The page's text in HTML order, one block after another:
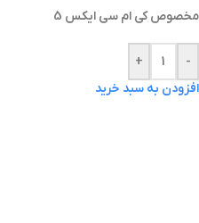
مخصوص کی ام سی ایکس 5
-
+
افزودن به سبد خرید